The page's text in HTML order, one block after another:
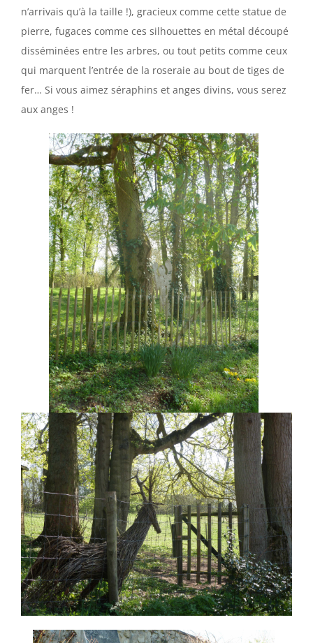
n’arrivais qu’à la taille !), gracieux comme cette statue de
pierre, fugaces comme ces silhouettes en métal découpé
disséminées entre les arbres, ou tout petits comme ceux
qui marquent l’entrée de la roseraie au bout de tiges de
fer… Si vous aimez séraphins et anges divins, vous serez
aux anges !